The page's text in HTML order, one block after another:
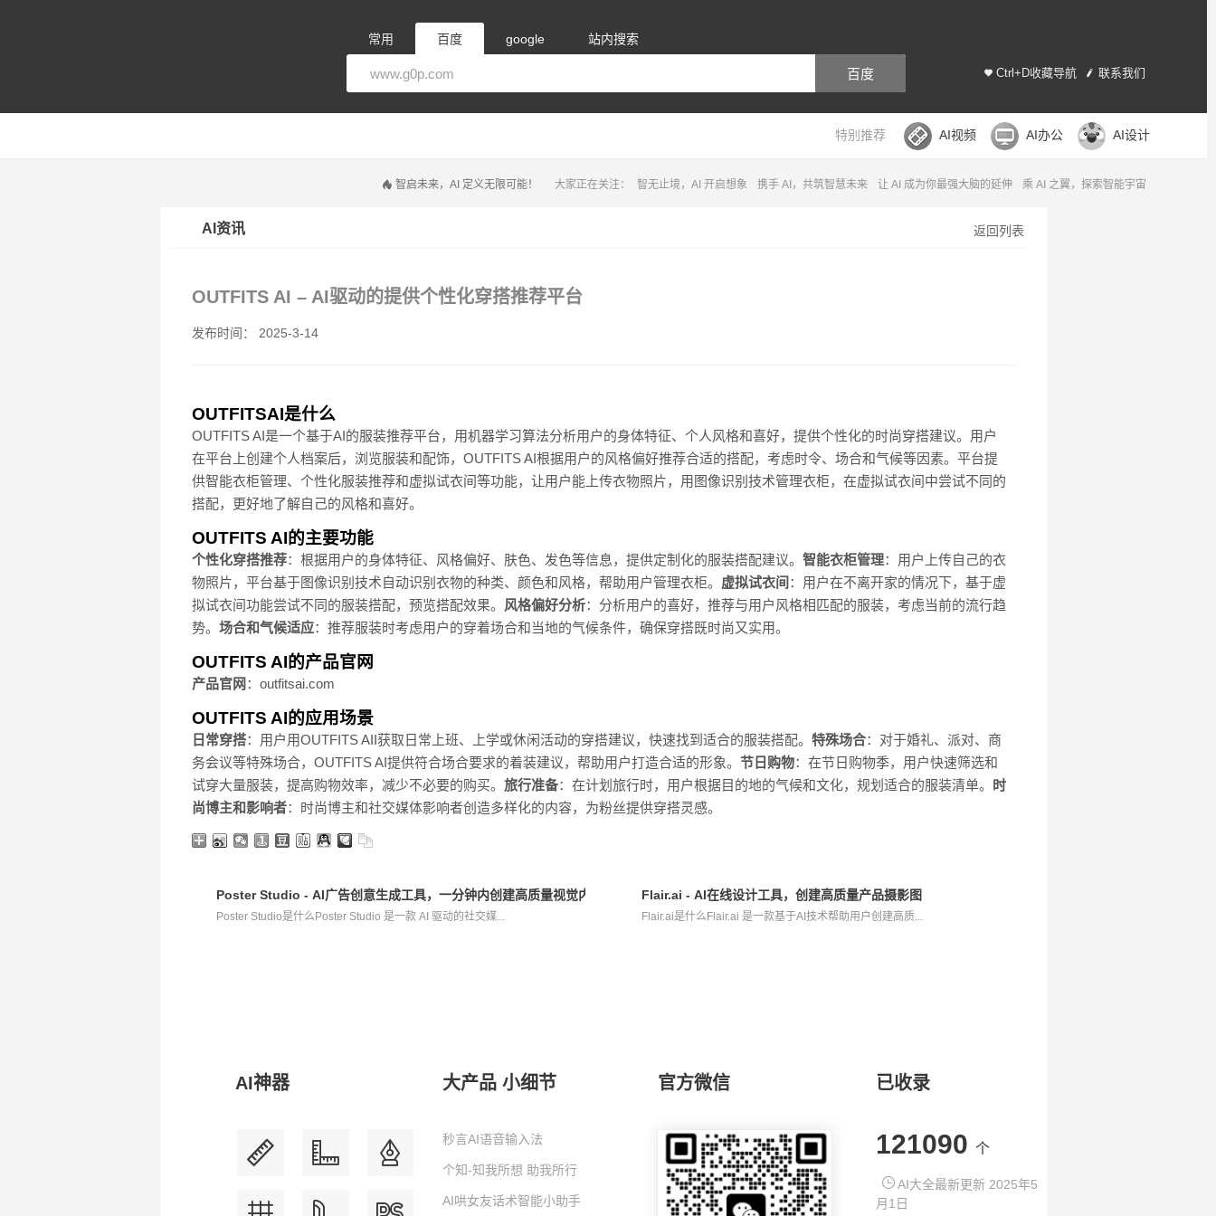
常用 百度 google 站内搜索
Ctrl+D收藏导航 联系我们
百度
特别推荐 AI视频 AI办公 AI设计
大家正在关注： 智无止境，AI 开启想象 携手 AI，共筑智慧未来 让 AI 成为你最强大脑的延伸 乘 AI 之翼，探索智能宇宙
智启未来，AI 定义无限可能！
返回列表
AI资讯
OUTFITS AI – AI驱动的提供个性化穿搭推荐平台
发布时间： 2025-3-14
OUTFITSAI是什么
OUTFITS AI是一个基于AI的服装推荐平台，用机器学习算法分析用户的身体特征、个人风格和喜好，提供个性化的时尚穿搭建议。用户
在平台上创建个人档案后，浏览服装和配饰，OUTFITS AI根据用户的风格偏好推荐合适的搭配，考虑时令、场合和气候等因素。平台提
供智能衣柜管理、个性化服装推荐和虚拟试衣间等功能，让用户能上传衣物照片，用图像识别技术管理衣柜，在虚拟试衣间中尝试不同的
搭配，更好地了解自己的风格和喜好。
OUTFITS AI的主要功能
个性化穿搭推荐：根据用户的身体特征、风格偏好、肤色、发色等信息，提供定制化的服装搭配建议。 智能衣柜管理：用户上传自己的衣
物照片，平台基于图像识别技术自动识别衣物的种类、颜色和风格，帮助用户管理衣柜。 虚拟试衣间 ：用户在不离开家的情况下，基于虚
拟试衣间功能尝试不同的服装搭配，预览搭配效果。 风格偏好分析：分析用户的喜好，推荐与用户风格相匹配的服装，考虑当前的流行趋
势。 场合和气候适应：推荐服装时考虑用户的穿着场合和当地的气候条件，确保穿搭既时尚又实用。
OUTFITS AI的产品官网
产品官网 ：outfitsai.com
OUTFITS AI的应用场景
日常穿搭：用户用OUTFITS AII获取日常上班、上学或休闲活动的穿搭建议，快速找到适合的服装搭配。 特殊场合：对于婚礼、派对、商
务会议等特殊场合，OUTFITS AI提供符合场合要求的着装建议，帮助用户打造合适的形象。 节日购物：在节日购物季，用户快速筛选和
试穿大量服装，提高购物效率，减少不必要的购买。 旅行准备：在计划旅行时，用户根据目的地的气候和文化，规划适合的服装清单。 时
尚博主和影响者：时尚博主和社交媒体影响者创造多样化的内容，为粉丝提供穿搭灵感。
Poster Studio - AI广告创意生成工具，一分钟内创建高质量视觉内容
Poster Studio是什么Poster Studio 是一款 AI 驱动的社交媒...
Flair.ai - AI在线设计工具，创建高质量产品摄影图
Flair.ai是什么Flair.ai 是一款基于AI技术帮助用户创建高质...
AI神器 大产品 小细节
秒言AI语音输入法
个知-知我所想 助我所行
AI哄女友话术智能小助手
官方微信 已收录
121090 个
AI大全最新更新 2025年5
月1日